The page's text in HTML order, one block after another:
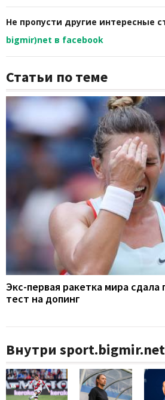
Не пропусти другие интересные
bigmir)net в facebook
Статьи по теме
Экс-первая ракетка мира
тест на допинг
Внутри sport.bigmir.net